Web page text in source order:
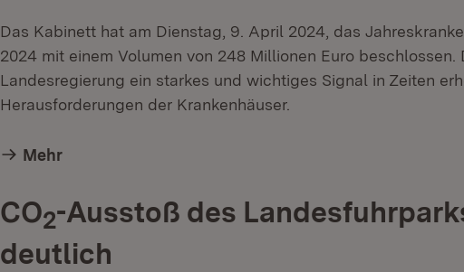
Das Kabinett hat am Dienstag, 9. April 2024, das
2024 mit einem Volumen von 248 Millionen Euro beschlossen.
Landesregierung ein starkes und wichtiges Signal in Zeiten
Herausforderungen der Krankenhäuser.
Mehr
CO2-Ausstoß des
deutlich